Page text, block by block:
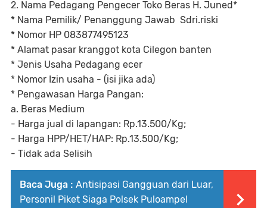
‎2. Nama Pedagang Pengecer Toko Beras H. Juned*
‎* Nama Pemilik/ Penanggung Jawab Sdri.riski
‎* Nomor HP 083877495123
‎* Alamat pasar kranggot kota Cilegon banten
‎* Jenis Usaha Pedagang ecer
‎* Nomor Izin usaha - (isi jika ada)
‎* Pengawasan Harga Pangan:
‎a. Beras Medium
‎- Harga jual di lapangan: Rp.13.500/Kg;
‎- Harga HPP/HET/HAP: Rp.13.500/Kg;
‎- Tidak ada Selisih
Baca Juga : Antisipasi Gangguan dari Luar,
Personil Piket Siaga Polsek Puloampel